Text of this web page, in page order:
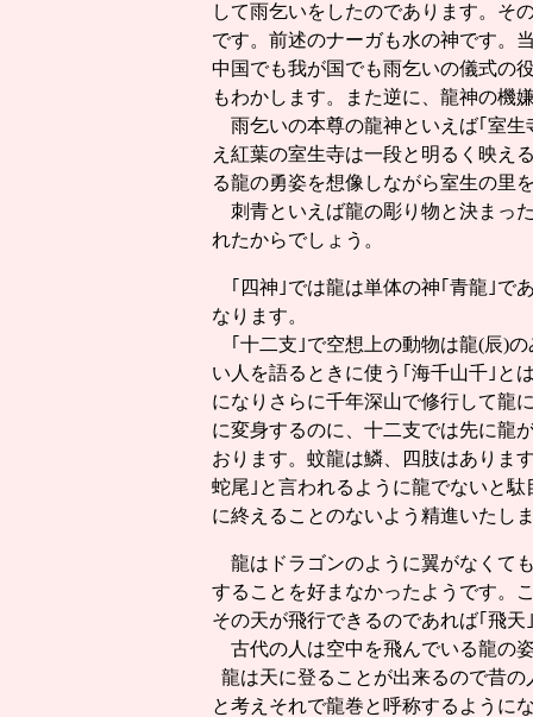
して雨乞いをしたのであります。そ
です。前述のナーガも水の神です。
中国でも我が国でも雨乞いの儀式の
もわかします。また逆に、龍神の機
雨乞いの本尊の龍神といえば｢室
え紅葉の室生寺は一段と明るく映え
る龍の勇姿を想像しながら室生の里
刺青といえば龍の彫り物と決まっ
れたからでしょう。
｢四神｣では龍は単体の神｢青龍｣で
なります。
｢十二支｣で空想上の動物は龍(辰)
い人を語るときに使う｢海千山千｣と
になりさらに千年深山で修行して龍
に変身するのに、十二支では先に龍
おります。蚊龍は鱗、四肢はありま
蛇尾｣と言われるように龍でないと
に終えることのないよう精進いたし
龍はドラゴンのように翼がなくて
することを好まなかったようです。
その天が飛行できるのであれば｢飛天
古代の人は空中を飛んでいる龍の
龍は天に登ることが出来るので昔
と考えそれで龍巻と呼称するように